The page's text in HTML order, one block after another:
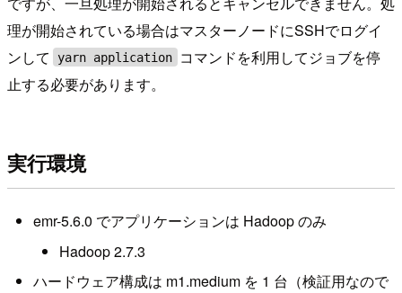
理が開始されている場合はマスターノードにSSHでログイ
ンして
yarn application
コマンドを利用してジョブを停
止する必要があります。
実行環境
emr-5.6.0 でアプリケーションは Hadoop のみ
Hadoop 2.7.3
ハードウェア構成は m1.medium を 1 台（検証用なので